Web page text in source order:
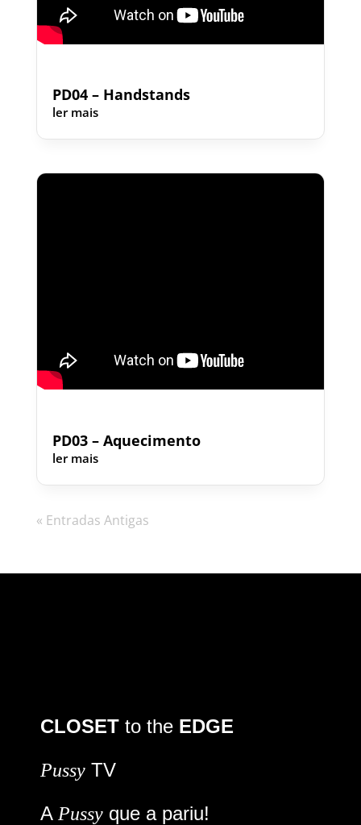
PD04 – Handstands
ler mais
PD03 – Aquecimento
ler mais
« Entradas Antigas
CLOSET to the EDGE
Pussy TV
A Pussy que a pariu!